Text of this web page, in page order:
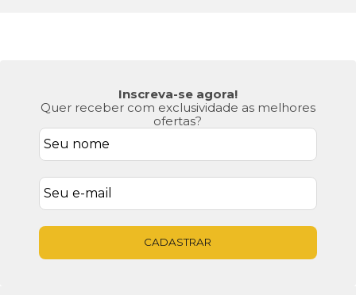
Inscreva-se agora!
Quer receber com exclusividade as melhores
ofertas?
CADASTRAR